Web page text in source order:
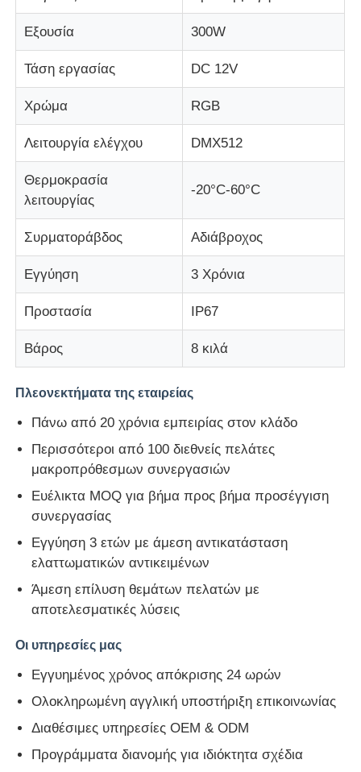
Εξουσία 300W
Τάση εργασίας DC 12V
Χρώμα RGB
Λειτουργία ελέγχου DMX512
Θερμοκρασία
λειτουργίας
-20°C-60°C
Συρματοράβδος Αδιάβροχος
Εγγύηση 3 Χρόνια
Προστασία IP67
Βάρος 8 κιλά
Πλεονεκτήματα της εταιρείας
Πάνω από 20 χρόνια εμπειρίας στον κλάδο
Περισσότεροι από 100 διεθνείς πελάτες
μακροπρόθεσμων συνεργασιών
Ευέλικτα MOQ για βήμα προς βήμα προσέγγιση
συνεργασίας
Εγγύηση 3 ετών με άμεση αντικατάσταση
ελαττωματικών αντικειμένων
Άμεση επίλυση θεμάτων πελατών με
αποτελεσματικές λύσεις
Οι υπηρεσίες μας
Εγγυημένος χρόνος απόκρισης 24 ωρών
Ολοκληρωμένη αγγλική υποστήριξη επικοινωνίας
Διαθέσιμες υπηρεσίες OEM & ODM
Προγράμματα διανομής για ιδιόκτητα σχέδια